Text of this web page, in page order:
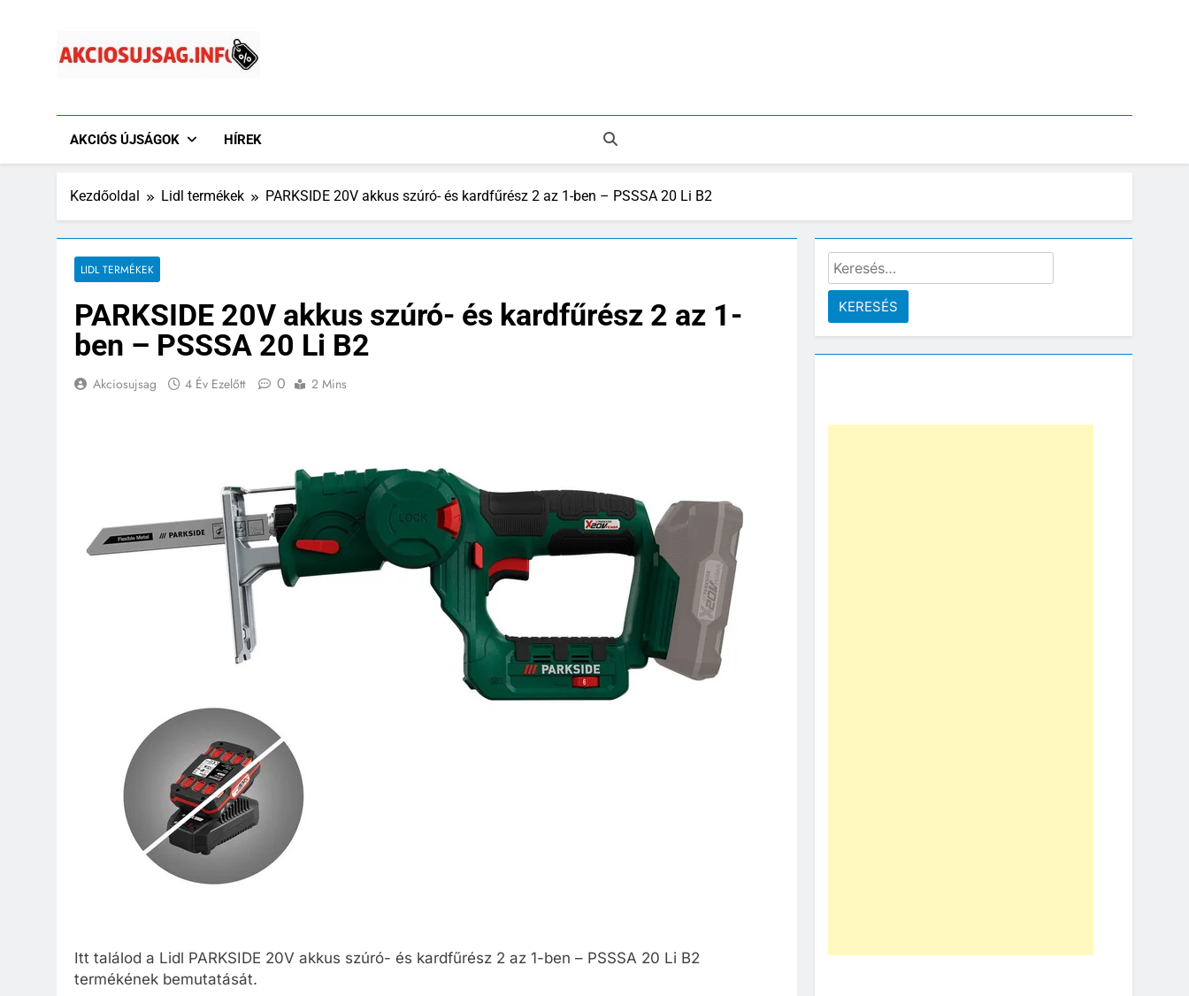
tartalomra
Akciósújság.info
AKCIÓS ÚJSÁGOK HÍREK
Kezdőoldal Lidl termékek PARKSIDE 20V akkus szúró- és kardfűrész 2 az 1-ben – PSSSA 20 Li B2
LIDL TERMÉKEK
PARKSIDE 20V akkus szúró- és kardfűrész 2 az 1-
ben – PSSSA 20 Li B2
Akciosujsag 4 Év Ezelőtt 0 2 Mins
Itt találod a Lidl PARKSIDE 20V akkus szúró- és kardfűrész 2 az 1-ben – PSSSA 20 Li B2
termékének bemutatását.
Keresés: